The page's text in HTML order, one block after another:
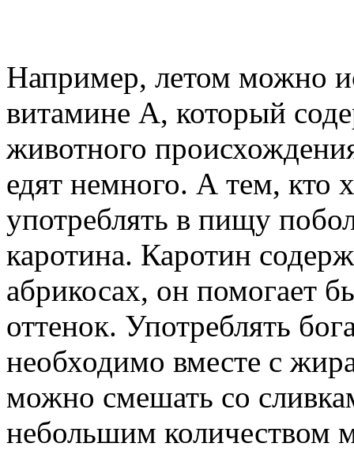
Например, летом можно
витамине A, который
животного
едят немного. А тем, кто
употреблять в пищу
каротина. Каротин
абрикосах, он помогает
оттенок. Употреблять
необходимо вместе с
можно смешать со
небольшим количеством